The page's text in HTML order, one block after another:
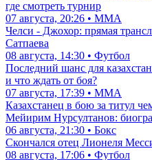
где смотреть турнир
07 августа, 20:26 • ММА
Челси - Джохор: прямая
Сатпаева
08 августа, 14:30 • Футбол
Последний шанс для
и что ждать от боя?
07 августа, 17:39 • ММА
Казахстанец в бою за титул
Мейирим Нурсултанов:
06 августа, 21:30 • Бокс
Скончался отец Лионеля
08 августа, 17:06 • Футбол